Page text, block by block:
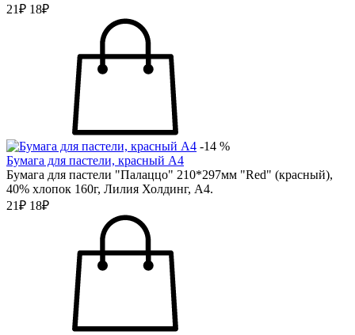
21₽ 18₽
-14 %
Бумага для пастели, красный А4
Бумага для пастели "Палаццо" 210*297мм "Red" (красный),
40% хлопок 160г, Лилия Холдинг, А4.
21₽ 18₽